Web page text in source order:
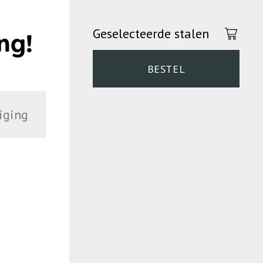
Geselecteerde stalen
BESTEL